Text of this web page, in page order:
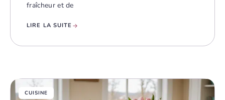
fraîcheur et de
LIRE LA SUITE
CUISINE